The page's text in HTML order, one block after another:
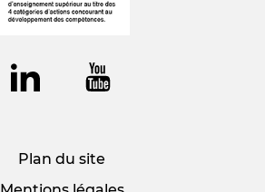
Plan du site